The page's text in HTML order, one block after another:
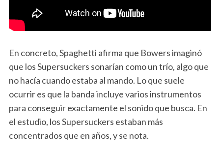
En concreto, Spaghetti afirma que Bowers imaginó
que los Supersuckers sonarían como un trío, algo que
no hacía cuando estaba al mando. Lo que suele
ocurrir es que la banda incluye varios instrumentos
para conseguir exactamente el sonido que busca. En
el estudio, los Supersuckers estaban más
concentrados que en años, y se nota.